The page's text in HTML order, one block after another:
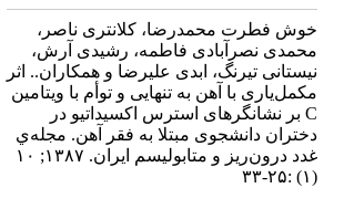
خوش فطرت محمدرضا، کلانتری ناصر،
محمدی نصرآبادی فاطمه، رشیدی آرش،
نیستانی تیرنگ، ابدی علیرضا و همکاران.. اثر
مکمل‌یاری با آهن به تنهایی و توأم با ویتامین
C بر نشانگرهای استرس اکسیداتیو در
دختران دانشجوی مبتلا به فقر آهن. مجله‌ي
غدد درون‌ريز و متابوليسم ايران. ۱۳۸۷; ۱۰
(۱) :۲۵-۳۳